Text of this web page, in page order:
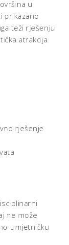
u
prikazano
teži rješenju
atrakcija
rješenje
ne može
umjetničku